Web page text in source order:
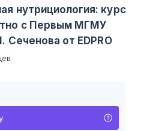
нутрициология: курс
с Первым МГМУ
Сеченова от EDPRO